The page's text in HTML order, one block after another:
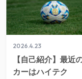
2026.4.23
【自己紹介】最近
カーはハイテク